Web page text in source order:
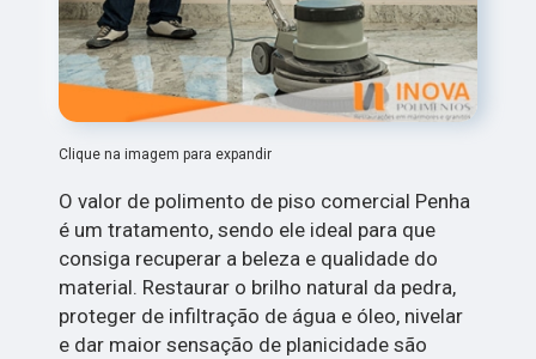
Clique na imagem para expandir
O valor de polimento de piso comercial Penha
é um tratamento, sendo ele ideal para que
consiga recuperar a beleza e qualidade do
material. Restaurar o brilho natural da pedra,
proteger de infiltração de água e óleo, nivelar
e dar maior sensação de planicidade são